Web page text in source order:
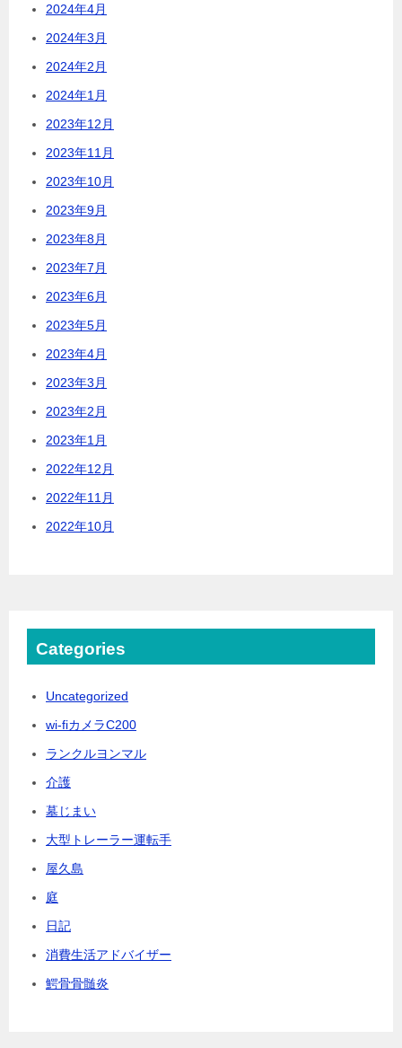
2024年4月
2024年3月
2024年2月
2024年1月
2023年12月
2023年11月
2023年10月
2023年9月
2023年8月
2023年7月
2023年6月
2023年5月
2023年4月
2023年3月
2023年2月
2023年1月
2022年12月
2022年11月
2022年10月
Categories
Uncategorized
wi-fiカメラC200
ランクルヨンマル
介護
墓じまい
大型トレーラー運転手
屋久島
庭
日記
消費生活アドバイザー
鰐骨骨髄炎